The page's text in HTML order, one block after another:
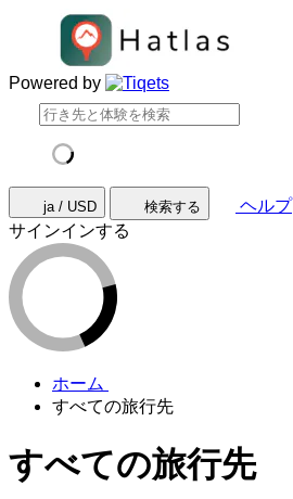
Powered by
ja / USD 検索する
ヘルプ
サインインする
ホーム
すべての旅行先
すべての旅行先